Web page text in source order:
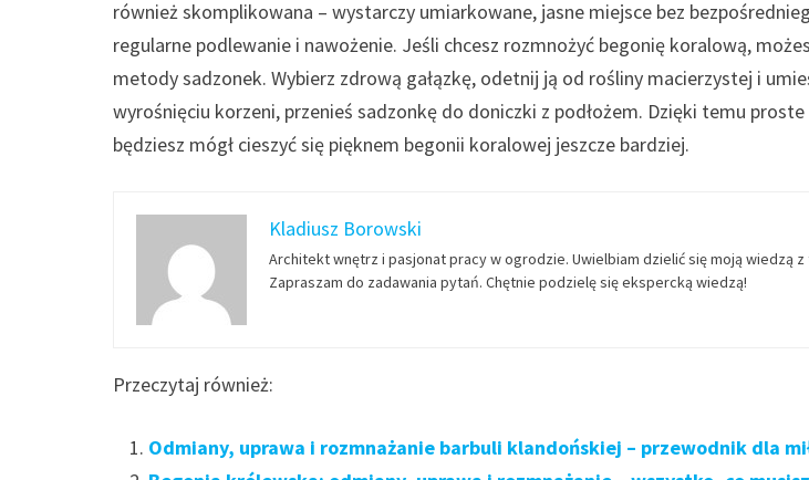
również skomplikowana – wystarczy umiarkowane, jasne miejsce bez
regularne podlewanie i nawożenie. Jeśli chcesz rozmnożyć begonię koralową,
metody sadzonek. Wybierz zdrową gałązkę, odetnij ją od rośliny macierzystej i
wyrośnięciu korzeni, przenieś sadzonkę do doniczki z podłożem. Dzięki temu
będziesz mógł cieszyć się pięknem begonii koralowej jeszcze bardziej.
Kladiusz Borowski
Architekt wnętrz i pasjonat pracy w ogrodzie. Uwielbiam dzielić się moją wiedzą
Zapraszam do zadawania pytań. Chętnie podzielę się ekspercką wiedzą!
Przeczytaj również:
Odmiany, uprawa i rozmnażanie barbuli klandońskiej – przewodnik dla